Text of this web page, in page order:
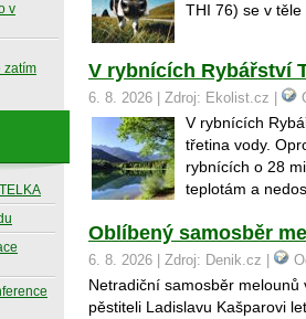
THI 76) se v těle
V rybnících Rybářství
6. 8. 2026 | Zdroj: Ekolist.cz |
V rybnících
třetina vody.
rybnících o 28
teplotám a
Oblíbený samosběr
6. 8. 2026 | Zdroj: Denik.cz |
Netradiční samosběr melounů
pěstiteli Ladislavu Kašparovi
v
zatím